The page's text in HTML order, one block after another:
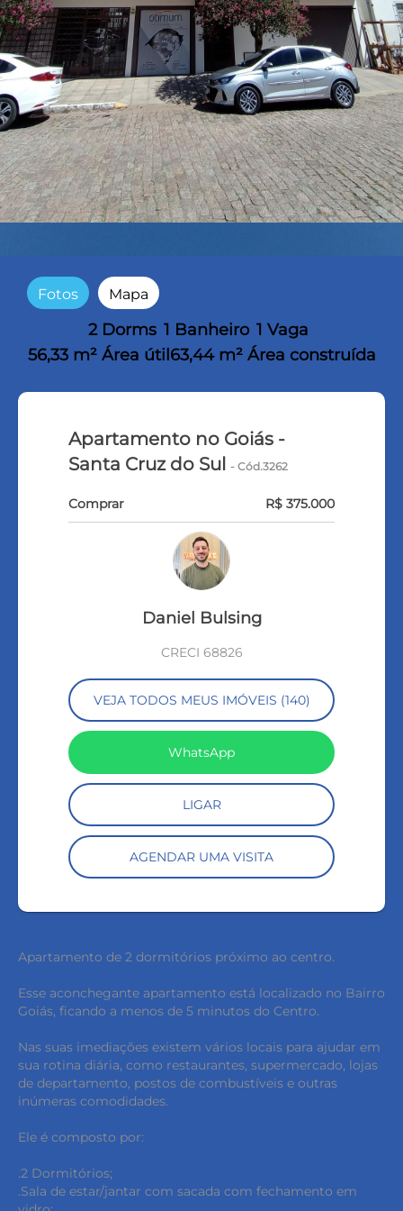
Fotos Mapa
2 Dorms 1 Banheiro 1 Vaga
56,33 m² Área útil 63,44 m² Área construída
Apartamento no Goiás -
Santa Cruz do Sul- Cód.3262
Comprar R$ 375.000
Daniel Bulsing
CRECI 68826
VEJA TODOS MEUS IMÓVEIS (140)
WhatsApp
LIGAR
AGENDAR UMA VISITA
Apartamento de 2 dormitórios próximo ao centro.
Esse aconchegante apartamento está localizado no Bairro
Goiás, ficando a menos de 5 minutos do Centro.
Nas suas imediações existem vários locais para ajudar em
sua rotina diária, como restaurantes, supermercado, lojas
de departamento, postos de combustíveis e outras
inúmeras comodidades.
Ele é composto por:
.2 Dormitórios;
.Sala de estar/jantar com sacada com fechamento em